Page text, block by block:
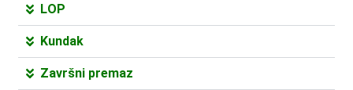
LOP
Kundak
Završni premaz